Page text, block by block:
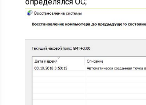
определялся ОС;